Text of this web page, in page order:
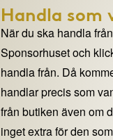
Handla som
När du ska handla
Sponsorhuset och
handla från. Då
handlar precis som
från butiken även om
inget extra för den